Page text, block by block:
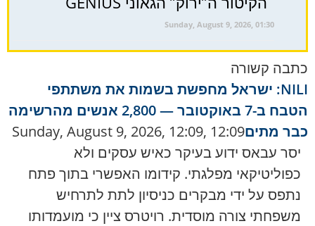
Sunday, August 9, 2026, 01:30
כתבה קשורה
NILI: ישראל מחפשת בשמות את משתתפי
הטבח ב-7 באוקטובר — 2,800 אנשים מהרשימה
כבר מתיםSunday, August 9, 2026, 12:09, 12:09
יסר עבאס ידוע בעיקר כאיש עסקים ולא
כפוליטיקאי מפלגתי. קידומו האפשרי בתוך פתח
נתפס על ידי מבקרים כניסיון לתת לתרחיש
משפחתי צורה מוסדית. רויטרס ציין כי מועמדותו